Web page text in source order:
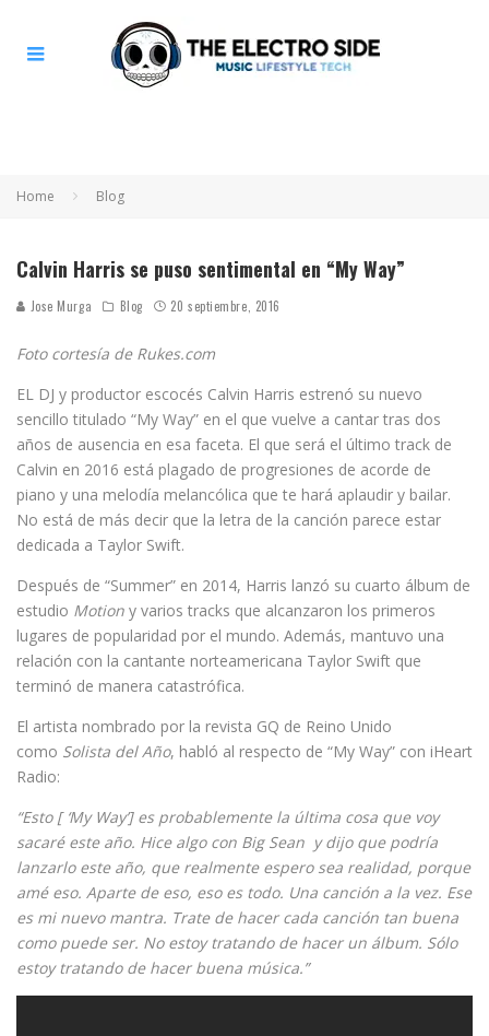
Home Blog
Calvin Harris se puso sentimental en “My Way”
Jose Murga Blog 20 septiembre, 2016
Foto cortesía de Rukes.com
EL DJ y productor escocés Calvin Harris estrenó su nuevo
sencillo titulado “My Way” en el que vuelve a cantar tras dos
años de ausencia en esa faceta. El que será el último track de
Calvin en 2016 está plagado de progresiones de acorde de
piano y una melodía melancólica que te hará aplaudir y bailar.
No está de más decir que la letra de la canción parece estar
dedicada a Taylor Swift.
Después de “Summer” en 2014, Harris lanzó su cuarto álbum de
estudio Motion y varios tracks que alcanzaron los primeros
lugares de popularidad por el mundo. Además, mantuvo una
relación con la cantante norteamericana Taylor Swift que
terminó de manera catastrófica.
El artista nombrado por la revista GQ de Reino Unido
como Solista del Año, habló al respecto de “My Way” con iHeart
Radio:
“Esto [ ‘My Way’] es probablemente la última cosa que voy
sacaré este año. Hice algo con Big Sean y dijo que podría
lanzarlo este año, que realmente espero sea realidad, porque
amé eso. Aparte de eso, eso es todo. Una canción a la vez. Ese
es mi nuevo mantra. Trate de hacer cada canción tan buena
como puede ser. No estoy tratando de hacer un álbum. Sólo
estoy tratando de hacer buena música.”